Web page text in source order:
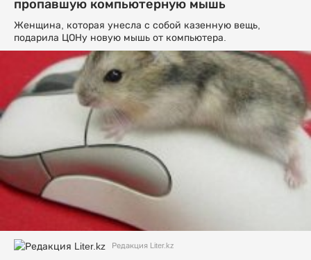
пропавшую компьютерную мышь
Женщина, которая унесла с собой казенную вещь,
подарила ЦОНу новую мышь от компьютера.
Редакция Liter.kz